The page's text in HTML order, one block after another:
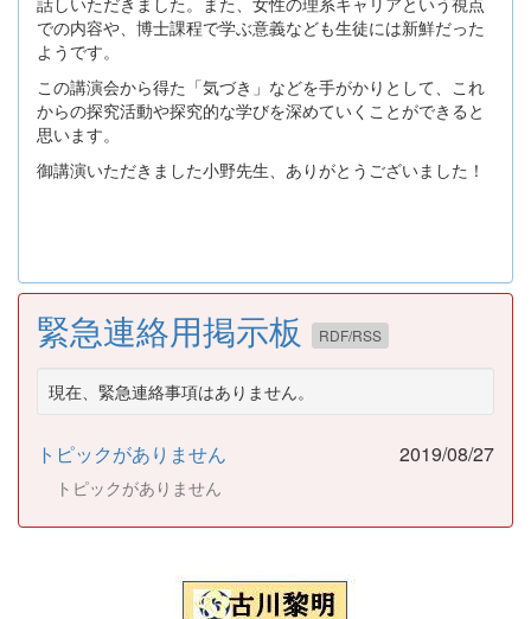
での内容や、博士課程で学ぶ意義なども生徒には新鮮だった
ようです。
この講演会から得た「気づき」などを手がかりとして、これ
からの探究活動や探究的な学びを深めていくことができると
思います。
御講演いただきました小野先生、ありがとうございました！
緊急連絡用掲示板 RDF/RSS
現在、緊急連絡事項はありません。
トピックがありません 2019/08/27
トピックがありません